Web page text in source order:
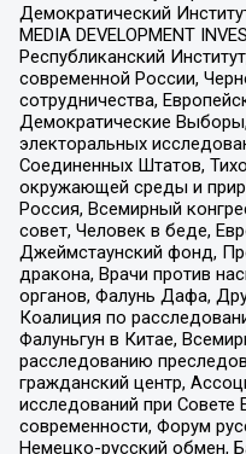
Демократический
MEDIA DEVELOPMENT
Республиканский
современной России,
сотрудничества,
Демократические
электоральных
Соединенных Штатов,
окружающей среды и
Россия, Всемирный
совет, Человек в беде,
Джеймстаунский фонд,
дракона, Врачи против
органов, Фалунь Дафа,
Коалиция по
Фалуньгун в Китае,
расследованию
гражданский центр,
исследований при Совете
современности, Форум
Немецко-русский обмен,